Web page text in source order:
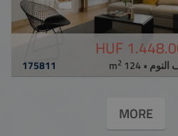
1.448.000
2
175811
MORE